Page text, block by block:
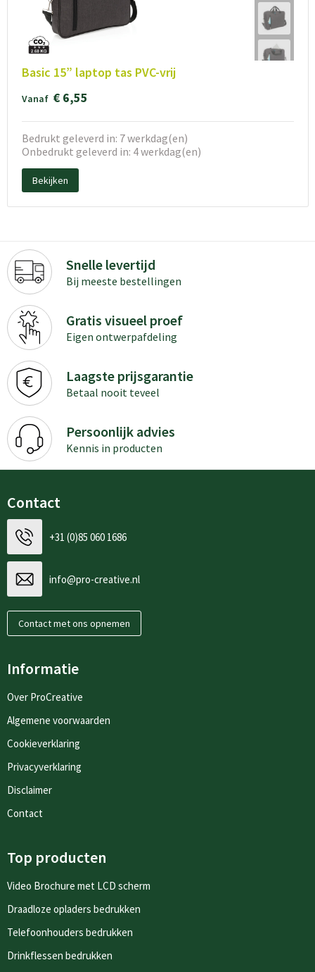
Basic 15” laptop tas PVC-vrij
Vanaf € 6,55
Bedrukt geleverd in: 7 werkdag(en)
Onbedrukt geleverd in: 4 werkdag(en)
Bekijken
Snelle levertijd
Bij meeste bestellingen
Gratis visueel proef
Eigen ontwerpafdeling
Laagste prijsgarantie
Betaal nooit teveel
Persoonlijk advies
Kennis in producten
Contact
+31 (0)85 060 1686
info@pro-creative.nl
Contact met ons opnemen
Informatie
Over ProCreative
Algemene voorwaarden
Cookieverklaring
Privacyverklaring
Disclaimer
Contact
Top producten
Video Brochure met LCD scherm
Draadloze opladers bedrukken
Telefoonhouders bedrukken
Drinkflessen bedrukken